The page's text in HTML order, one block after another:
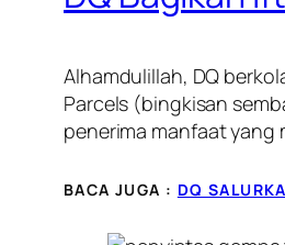
Alhamdulillah, DQ
Parcels (bingkisan
penerima manfaat yang
BACA JUGA : DQ